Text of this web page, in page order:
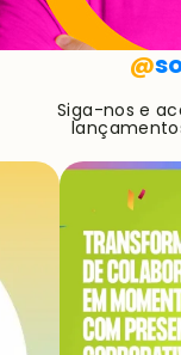
@
Siga-nos e